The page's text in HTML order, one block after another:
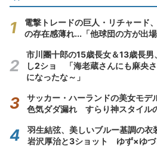
電撃トレードの巨人・リチャード
の存在感薄れ...「他球団の方が出
市川團十郎の15歳長女＆13歳長
し2ショ 「海老蔵さんにも麻央
になったな～」
サッカー・ハーランドの美女モデ
色気ダダ漏れ すらり神スタイル
羽生結弦、美しいブルー基調の衣
岩沢厚治と3ショット ゆず×ゆづ